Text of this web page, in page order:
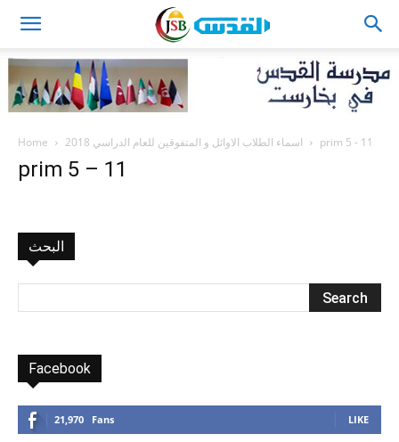
Home اسماء الطلاب الاوائل و المتفوقين للعام الدراسي 2018 prim 5 - 11
prim 5 – 11
البحث
Facebook
21,970 Fans LIKE